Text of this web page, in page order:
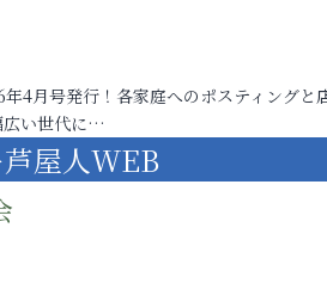
4月号発行！各家庭へのポスティングと
広い世代に…
屋人WEB